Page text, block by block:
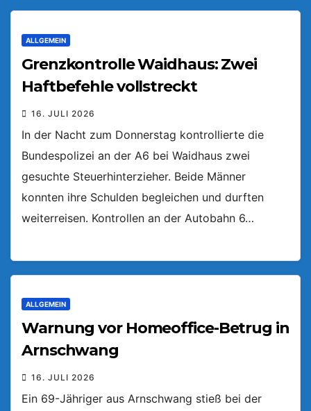
ALLGEMEIN
Grenzkontrolle Waidhaus: Zwei
Haftbefehle vollstreckt
16. JULI 2026
In der Nacht zum Donnerstag kontrollierte die
Bundespolizei an der A6 bei Waidhaus zwei
gesuchte Steuerhinterzieher. Beide Männer
konnten ihre Schulden begleichen und durften
weiterreisen. Kontrollen an der Autobahn 6…
ALLGEMEIN
Warnung vor Homeoffice-Betrug in
Arnschwang
16. JULI 2026
Ein 69-Jähriger aus Arnschwang stieß bei der